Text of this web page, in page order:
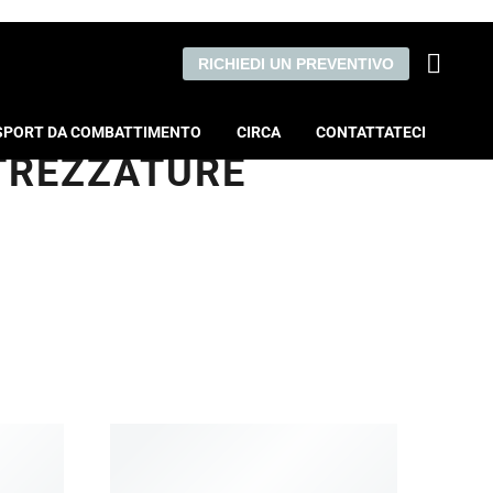
RICHIEDI UN PREVENTIVO
DA COMBATTIMENTO CIRCA CONTATTATECI